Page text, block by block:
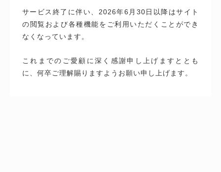
サービス終了に伴い、2026年6月30日以降はサイト
の閲覧および各種機能をご利用いただくことができ
なくなっています。
これまでのご愛顧に深く感謝申し上げますととも
に、何卒ご理解賜りますようお願い申し上げます。